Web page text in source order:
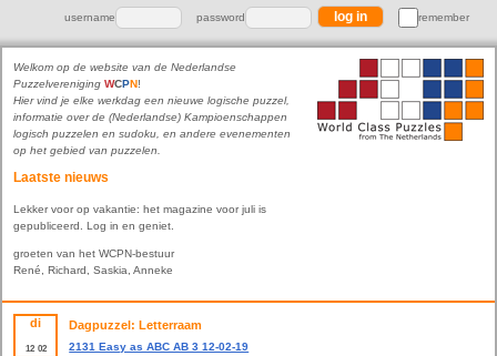
username password remember
Welkom op de website van de Nederlandse
Puzzelvereniging WCPN!
Hier vind je elke werkdag een nieuwe logische puzzel,
informatie over de (Nederlandse) Kampioenschappen
logisch puzzelen en sudoku, en andere evenementen
op het gebied van puzzelen.
Laatste nieuws
Lekker voor op vakantie: het magazine voor juli is
gepubliceerd. Log in en geniet.
groeten van het WCPN-bestuur
René, Richard, Saskia, Anneke
di
12 02
Dagpuzzel: Letterraam
2131 Easy as ABC AB 3 12-02-19